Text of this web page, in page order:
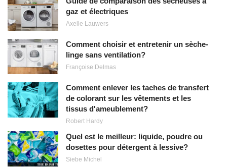
gaz et électriques
Axelle Lauwers
Comment choisir et entretenir un sèche-
linge sans ventilation?
Françoise Delmas
Comment enlever les taches de transfert
de colorant sur les vêtements et les
tissus d'ameublement?
Robert Hardy
Quel est le meilleur: liquide, poudre ou
dosettes pour détergent à lessive?
Siebe Michel